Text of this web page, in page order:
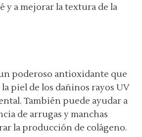
y a mejorar la textura de la
poderoso antioxidante que
piel de los dañinos rayos UV
También puede ayudar a
de arrugas y manchas
la producción de colágeno.